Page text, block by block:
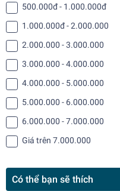
500.000đ - 1.000.000đ
1.000.000đ - 2.000.000
2.000.000 - 3.000.000
3.000.000 - 4.000.000
4.000.000 - 5.000.000
5.000.000 - 6.000.000
6.000.000 - 7.000.000
Giá trên 7.000.000
Có thể bạn sẽ thích